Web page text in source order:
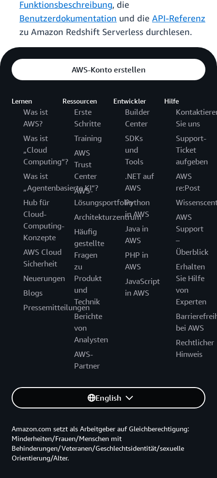
Funktionsbeschreibung, die
Benutzerdokumentation und die API-Referenz
zu Amazon Redshift Serverless durchlesen.
AWS-Konto erstellen
Lernen
Was ist
AWS?
Was ist
„Cloud
Computing“?
Was ist
„Agentenbasierte KI“?
Hub für
Cloud-
Computing-
Konzepte
AWS Cloud
Sicherheit
Neuerungen
Blogs
Pressemitteilungen
Ressourcen
Erste
Schritte
Training
AWS
Trust
Center
AWS-
Lösungsportfolio
Architekturzentrum
Häufig
gestellte
Fragen
zu
Produkt
und
Technik
Berichte
von
Analysten
AWS-
Partner
Entwickler
Builder
Center
SDKs
und
Tools
.NET auf
AWS
Python
in AWS
Java in
AWS
PHP in
AWS
JavaScript
in AWS
Hilfe
Sie uns
Support-
Ticket
aufgeben
AWS
re:Post
AWS
Support
–
Überblick
Erhalten
Sie Hilfe
von
Experten
bei AWS
Rechtlicher
Hinweis
English
Amazon.com setzt als Arbeitgeber auf Gleichberechtigung:
Minderheiten/Frauen/Menschen mit
Behinderungen/Veteranen/Geschlechtsidentität/sexuelle
Orientierung/Alter.